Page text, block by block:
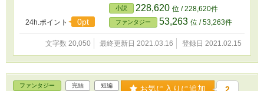
＊＊＊＊＊ 【守り姫[short]】に大幅に手を加え
た完全版。
24h.ポイント
0pt
小説 228,620 位 / 228,620件
ファンタジー 53,263 位 / 53,263件
文字数 20,050 最終更新日 2021.03.16 登録日 2021.02.15
ファンタジー 完結 短編 お気に入りに追加 2